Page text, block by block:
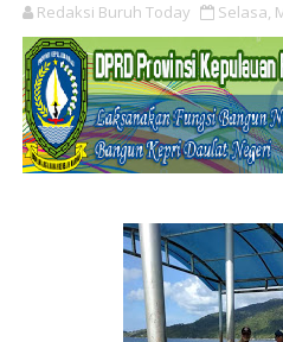
Redaksi Buruh Today Selasa,